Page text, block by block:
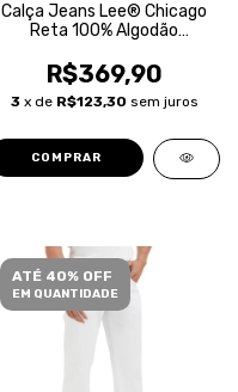
Calça Jeans Lee® Chicago
Reta 100% Algodão
R$369,90
3 x de R$123,30 sem juros
COMPRAR
ATÉ 40% OFF
EM QUANTIDADE